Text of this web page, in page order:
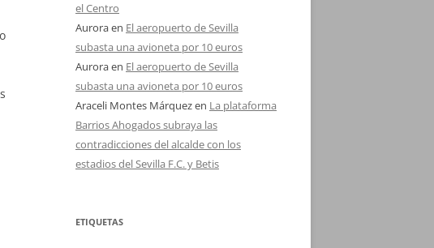
el Centro
Auroraen El aeropuerto de Sevilla
subasta una avioneta por 10 euros
Auroraen El aeropuerto de Sevilla
subasta una avioneta por 10 euros
Araceli Montes Márquezen La plataforma
Barrios Ahogados subraya las
contradicciones del alcalde con los
estadios del Sevilla F.C. y Betis
ETIQUETAS